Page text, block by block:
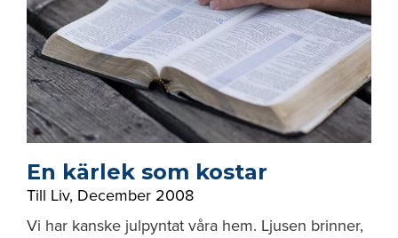
En kärlek som kostar
Till Liv, December 2008
Vi har kanske julpyntat våra hem. Ljusen brinner,